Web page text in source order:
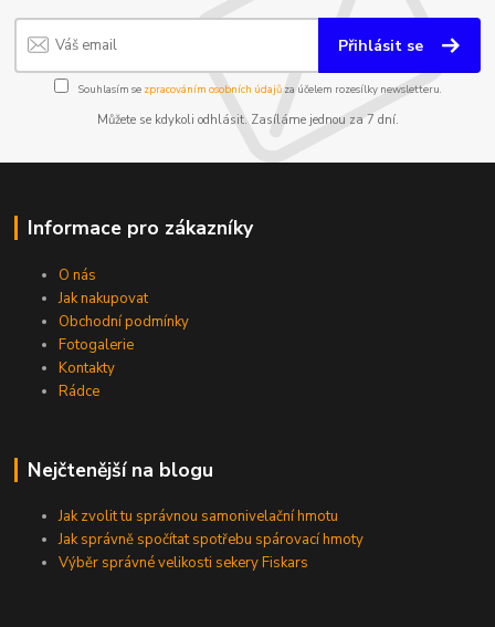
Přihlásit se
Souhlasím se zpracováním osobních údajůza účelem rozesílky newsletteru.
Můžete se kdykoli odhlásit. Zasíláme jednou za 7 dní.
Informace pro zákazníky
O nás
Jak nakupovat
Obchodní podmínky
Fotogalerie
Kontakty
Rádce
Nejčtenější na blogu
Jak zvolit tu správnou samonivelační hmotu
Jak správně spočítat spotřebu spárovací hmoty
Výběr správné velikosti sekery Fiskars